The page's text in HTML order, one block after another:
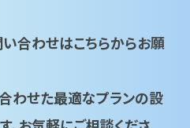
合わせはこちらからお願
わせた最適なプランの設